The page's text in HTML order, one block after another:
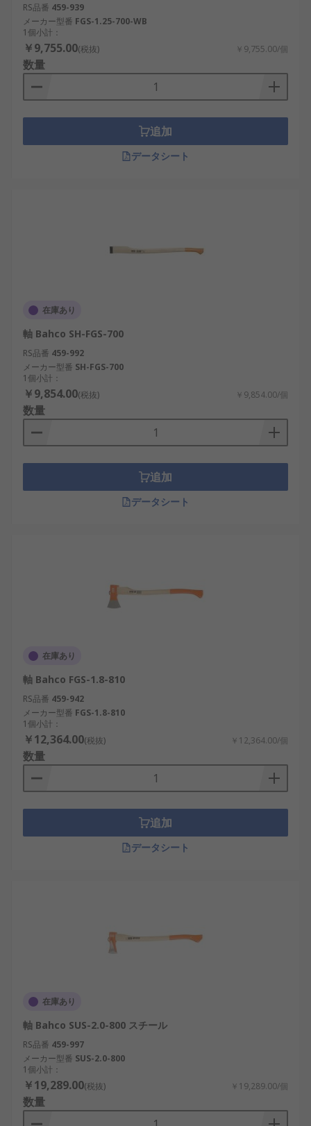
RS品番 459-939
メーカー型番 FGS-1.25-700-WB
1個小計：
￥9,755.00(税抜) ￥9,755.00/個
数量
追加
データシート
在庫あり
軸 Bahco SH-FGS-700
RS品番 459-992
メーカー型番 SH-FGS-700
1個小計：
￥9,854.00(税抜) ￥9,854.00/個
数量
追加
データシート
在庫あり
軸 Bahco FGS-1.8-810
RS品番 459-942
メーカー型番 FGS-1.8-810
1個小計：
￥12,364.00(税抜) ￥12,364.00/個
数量
追加
データシート
在庫あり
軸 Bahco SUS-2.0-800 スチール
RS品番 459-997
メーカー型番 SUS-2.0-800
1個小計：
￥19,289.00(税抜) ￥19,289.00/個
数量